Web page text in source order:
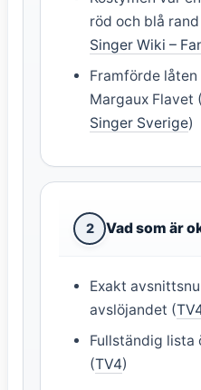
röd och blå
Singer Wiki –
Framförde
Margaux Flavet
Singer Sverige)
2 Vad som är
Exakt
avslöjandet (
Fullständig lista
(TV4)